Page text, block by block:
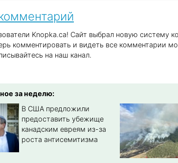
Knopka.ca! Сайт выбрал новую систему
комментировать и видеть все комментарии
на наш канал.
за неделю:
В США предложили
предоставить убежище
канадским евреям из-за
роста антисемитизма